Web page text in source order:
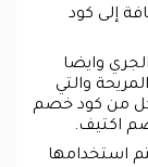
إلى كود
وايضا
والتي
كل من كود خصم
اكتيف.
استخدامها